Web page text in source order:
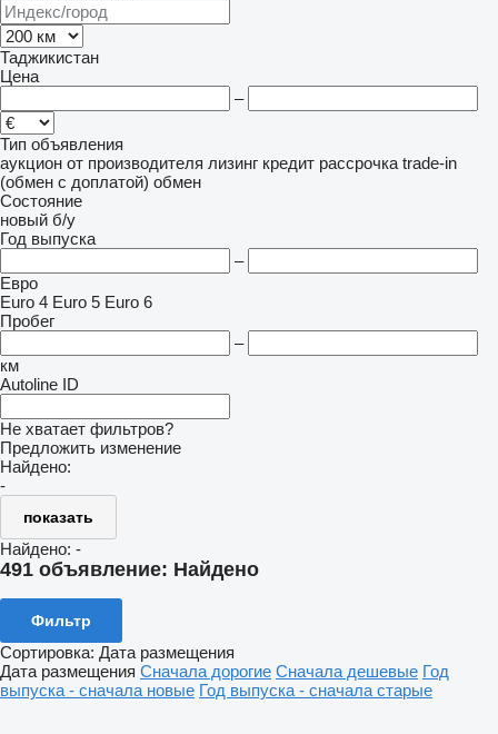
Таджикистан
Цена
–
Тип объявления
аукцион от производителя лизинг кредит рассрочка trade-in
(обмен с доплатой) обмен
Состояние
новый б/у
Год выпуска
–
Евро
Euro 4 Euro 5 Euro 6
Пробег
–
км
Autoline ID
Не хватает фильтров?
Предложить изменение
Найдено:
-
показать
Найдено: -
491 объявление: Найдено
Фильтр
Сортировка: Дата размещения
Дата размещения Сначала дорогие Сначала дешевые Год
выпуска - сначала новые Год выпуска - сначала старые